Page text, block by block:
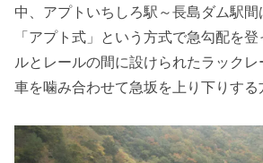
中、アプトいちしろ駅～長島ダム駅
「アプト式」という方式で急勾配を
ルとレールの間に設けられたラック
車を噛み合わせて急坂を上り下りする